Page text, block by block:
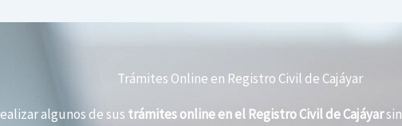
Trámites Online en Registro Civil de Cajáyar
algunos de sus trámites online en el Registro Civil de Cajáyar